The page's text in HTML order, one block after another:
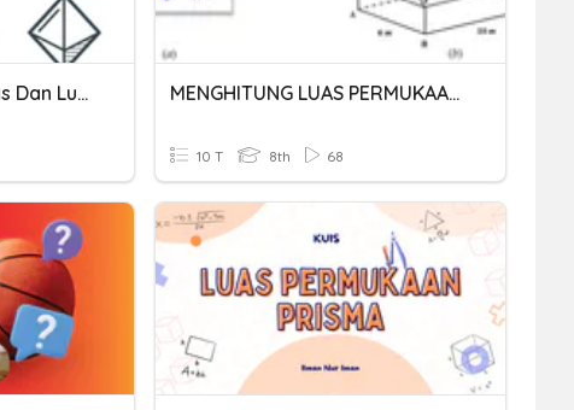
Luas Permukaan Limas Dan Luas Permukaan Prisma MENGHITUNG LUAS PERMUKAAN GABUNGAN
10 T 8th 68